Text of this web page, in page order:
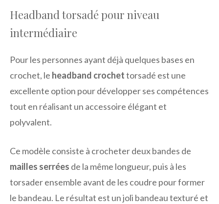
Headband torsadé pour niveau
intermédiaire
Pour les personnes ayant déjà quelques bases en
crochet, le headband crochettorsadé est une
excellente option pour développer ses compétences
tout en réalisant un accessoire élégant et
polyvalent.
Ce modèle consiste à crocheter deux bandes de
mailles serrées de la même longueur, puis à les
torsader ensemble avant de les coudre pour former
le bandeau. Le résultat est un joli bandeau texturé et